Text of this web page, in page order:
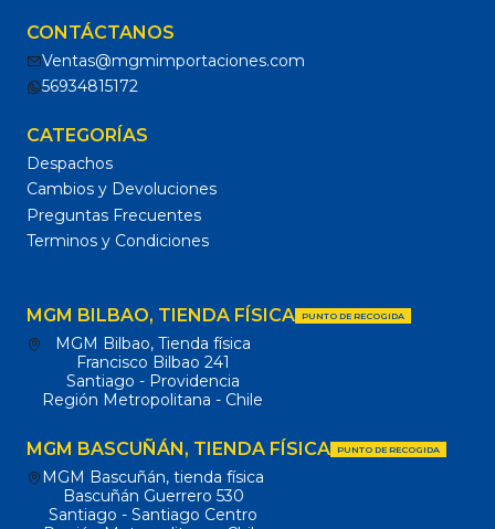
CONTÁCTANOS
Ventas@mgmimportaciones.com
56934815172
CATEGORÍAS
Despachos
Cambios y Devoluciones
Preguntas Frecuentes
Terminos y Condiciones
MGM BILBAO, TIENDA FÍSICA PUNTO DE RECOGIDA
MGM Bilbao, Tienda física
Francisco Bilbao 241
Santiago - Providencia
Región Metropolitana - Chile
MGM BASCUÑÁN, TIENDA FÍSICA PUNTO DE RECOGIDA
MGM Bascuñán, tienda física
Bascuñán Guerrero 530
Santiago - Santiago Centro